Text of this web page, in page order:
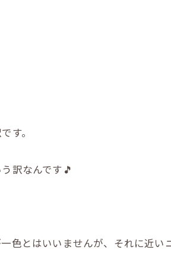
す。
訳なんです🎵
色とはいいませんが、それに近い